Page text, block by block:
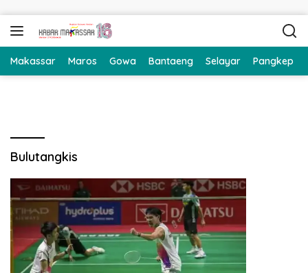
Makassar Maros Gowa Bantaeng Selayar Pangkep
Bulutangkis